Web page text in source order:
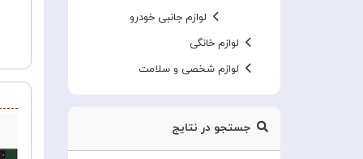
لوازم جانبی خودرو
لوازم خانگی
لوازم شخصی و سلامت
جستجو در نتایج